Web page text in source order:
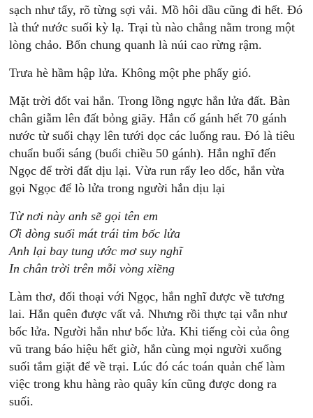
sạch như tẩy, rõ từng sợi vải. Mồ hôi dầu cũng đi hết. Đó
là thứ nước suối kỳ lạ. Trại tù nào chẳng nằm trong một
lòng chảo. Bốn chung quanh là núi cao rừng rậm.
Trưa hè hầm hập lửa. Không một phe phẩy gió.
Mặt trời đốt vai hắn. Trong lồng ngực hắn lửa đất. Bàn
chân giẫm lên đất bỏng giãy. Hắn cố gánh hết 70 gánh
nước từ suối chạy lên tưới dọc các luống rau. Đó là tiêu
chuẩn buổi sáng (buổi chiều 50 gánh). Hắn nghĩ đến
Ngọc để trời đất dịu lại. Vừa run rẩy leo dốc, hắn vừa
gọi Ngọc để lò lửa trong người hắn dịu lại
Từ nơi này anh sẽ gọi tên em
Ơi dòng suối mát trái tim bốc lửa
Anh lại bay tung ước mơ suy nghĩ
In chân trời trên mỗi vòng xiềng
Làm thơ, đối thoại với Ngọc, hắn nghĩ được về tương
lai. Hắn quên được vất vả. Nhưng rồi thực tại vẫn như
bốc lửa. Người hắn như bốc lửa. Khi tiếng còi của ông
vũ trang báo hiệu hết giờ, hắn cùng mọi người xuống
suối tắm giặt để về trại. Lúc đó các toán quản chế làm
việc trong khu hàng rào quây kín cũng được dong ra
suối.